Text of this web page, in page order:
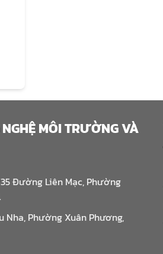
MÔI TRƯỜNG VÀ
Đường Liên Mạc, Phường
Nha, Phường Xuân Phương,